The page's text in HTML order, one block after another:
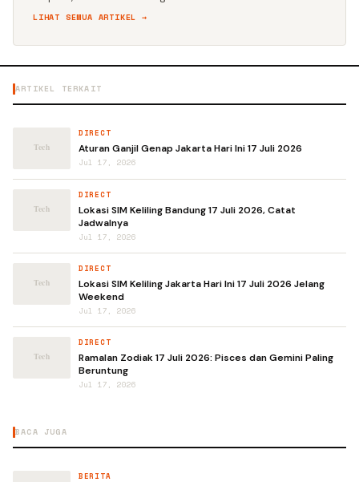
LIHAT SEMUA ARTIKEL →
ARTIKEL TERKAIT
DIRECT
Aturan Ganjil Genap Jakarta Hari Ini 17 Juli 2026
Jul 17, 2026
DIRECT
Lokasi SIM Keliling Bandung 17 Juli 2026, Catat
Jadwalnya
Jul 17, 2026
DIRECT
Lokasi SIM Keliling Jakarta Hari Ini 17 Juli 2026 Jelang
Weekend
Jul 17, 2026
DIRECT
Ramalan Zodiak 17 Juli 2026: Pisces dan Gemini Paling
Beruntung
Jul 17, 2026
BACA JUGA
BERITA